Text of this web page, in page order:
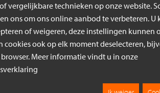
vergelijkbare technieken op onze website.
ons om ons online aanbod te verbeteren. U
of weigeren, deze instellingen kunnen
cookies ook op elk moment deselecteren,
Meer informatie vindt u in onze